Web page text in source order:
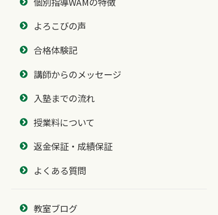
よろこびの声
合格体験記
講師からのメッセージ
入塾までの流れ
授業料について
返金保証・成績保証
よくある質問
教室ブログ